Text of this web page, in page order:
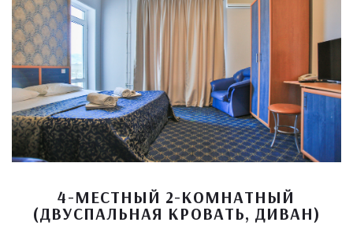
4-МЕСТНЫЙ 2-КОМНАТНЫЙ
(ДВУСПАЛЬНАЯ КРОВАТЬ, ДИВАН)